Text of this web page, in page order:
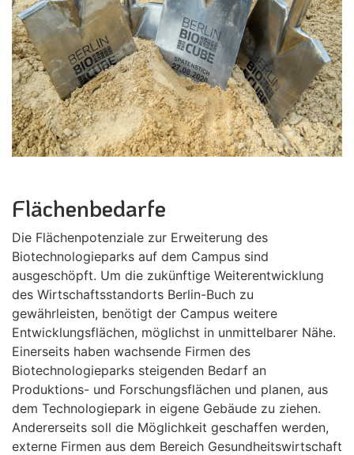
Flächenbedarfe
Die Flächenpotenziale zur Erweiterung des
Biotechnologieparks auf dem Campus sind
ausgeschöpft. Um die zukünftige Weiterentwicklung
des Wirtschaftsstandorts Berlin-Buch zu
gewährleisten, benötigt der Campus weitere
Entwicklungsflächen, möglichst in unmittelbarer Nähe.
Einerseits haben wachsende Firmen des
Biotechnologieparks steigenden Bedarf an
Produktions- und Forschungsflächen und planen, aus
dem Technologiepark in eigene Gebäude zu ziehen.
Andererseits soll die Möglichkeit geschaffen werden,
externe Firmen aus dem Bereich Gesundheitswirtschaft